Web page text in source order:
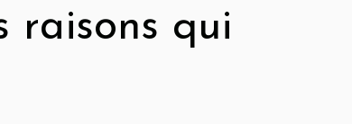
raisons qui